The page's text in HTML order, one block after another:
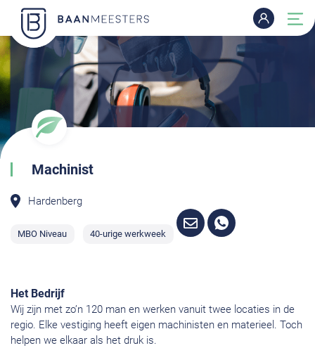
Machinist
Hardenberg
MBO Niveau 40-urige werkweek
Het Bedrijf
Wij zijn met zo’n 120 man en werken vanuit twee locaties in de
regio. Elke vestiging heeft eigen machinisten en materieel. Toch
helpen we elkaar als het druk is.